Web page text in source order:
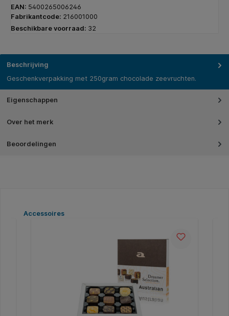
EAN: 5400265006246
Fabrikantcode: 216001000
Beschikbare voorraad: 32
Beschrijving
Geschenkverpakking met 250gram chocolade zeevruchten.
Eigenschappen
Over het merk
Beoordelingen
Productgalerij overslaan
Accessoires